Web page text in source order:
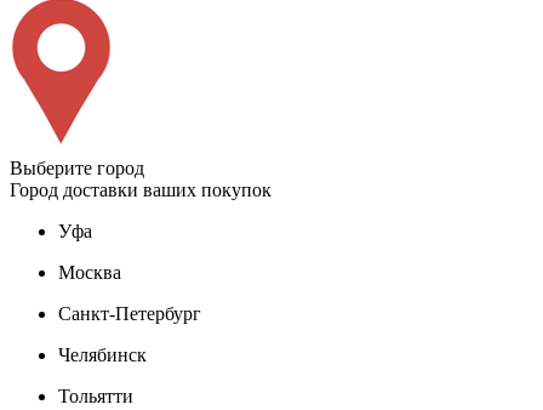
Выберите город
Город доставки ваших покупок
Уфа
Москва
Санкт-Петербург
Челябинск
Тольятти